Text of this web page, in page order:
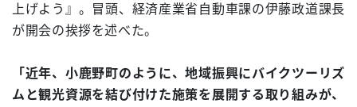
上げよう』。冒頭、経済産業省自動車課の伊藤政道課長
が開会の挨拶を述べた。
「近年、小鹿野町のように、地域振興にバイクツーリズ
ムと観光資源を結び付けた施策を展開する取り組みが、